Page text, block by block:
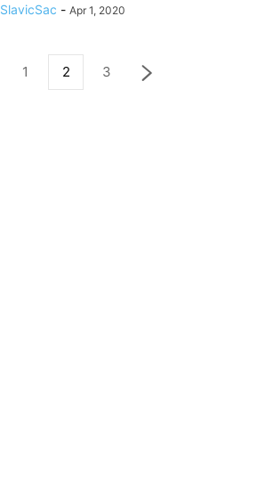
SlavicSac - Apr 1, 2020
1 2 3